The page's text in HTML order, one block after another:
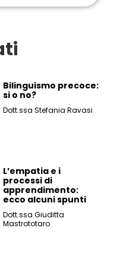
Bilinguismo precoce:
si o no?
Dott.ssa Stefania Ravasi
L’empatia e i
processi di
apprendimento:
ecco alcuni spunti
Dott.ssa Giuditta
Mastrototaro